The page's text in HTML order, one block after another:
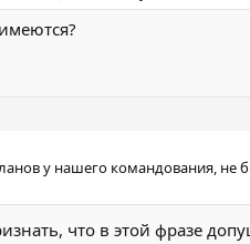
у нашего командования, не
что в этой фразе